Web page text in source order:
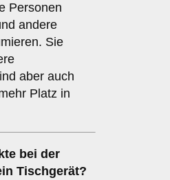
Personen
andere
Sie
aber auch
Platz in
bei der
Tischgerät?